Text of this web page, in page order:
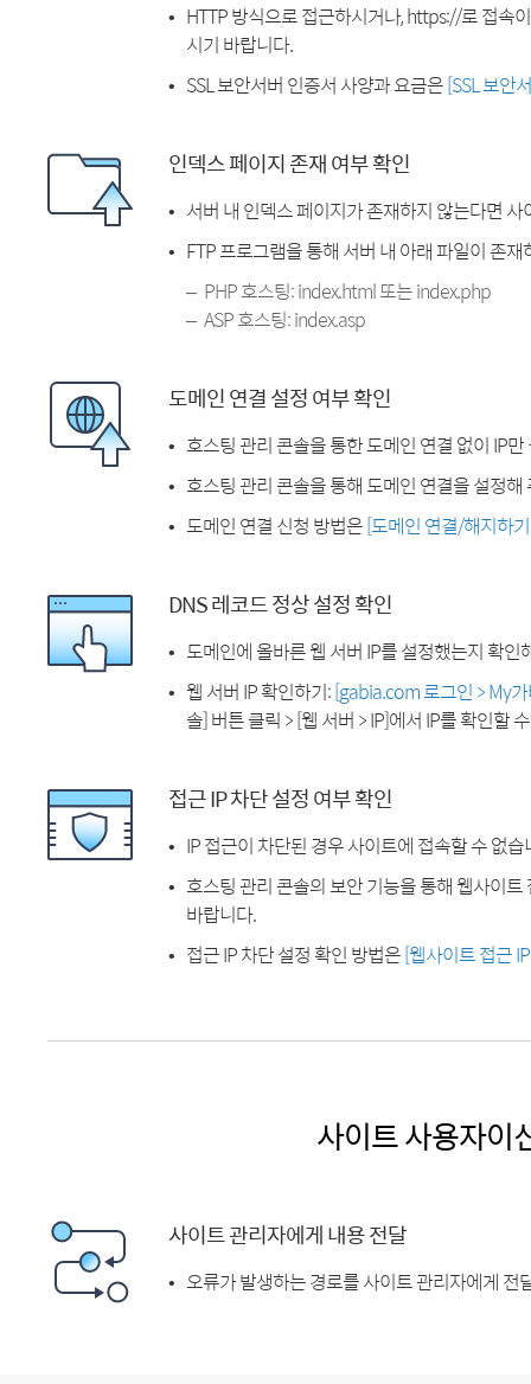
HTTP 방식으로 접근하시거나, https://로 접속
시기 바랍니다.
SSL 보안서버 인증서 사양과 요금은[SSL 보안
인덱스 페이지 존재 여부 확인
서버 내 인덱스 페이지가 존재하지 않는다면
FTP 프로그램을 통해 서버 내 아래 파일이 존
PHP 호스팅: index.html 또는 index.php
ASP 호스팅: index.asp
도메인 연결 설정 여부 확인
호스팅 관리 콘솔을 통한 도메인 연결 없이 IP
호스팅 관리 콘솔을 통해 도메인 연결을 설정해
도메인 연결 신청 방법은[도메인 연결/해지하
DNS 레코드 정상 설정 확인
도메인에 올바른 웹 서버 IP를 설정했는지 확인
웹 서버 IP 확인하기:[gabia.com 로그인 > My
솔] 버튼 클릭 > [웹 서버 > IP]에서 IP를 확인할
접근 IP 차단 설정 여부 확인
IP 접근이 차단된 경우 사이트에 접속할 수 없습
호스팅 관리 콘솔의 보안 기능을 통해 웹사이
바랍니다.
접근 IP 차단 설정 확인 방법은[웹사이트 접근
사이트 사용자이
사이트 관리자에게 내용 전달
오류가 발생하는 경로를 사이트 관리자에게 전